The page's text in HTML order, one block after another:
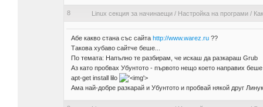
8 Linux секция за начинаещи/ Настройка на програми/
Абе какво стана със сайта http://www.warez.ru??
Такова хубаво сайтче беше...
По темата: Напълно те разбирам, че искаш да разкараш Grub
Аз като пробвах Убунтото - първото нещо което направих
apt-get install lilo
'>
Ама най-добре разкарай и Убунтото и пробвай някой друг